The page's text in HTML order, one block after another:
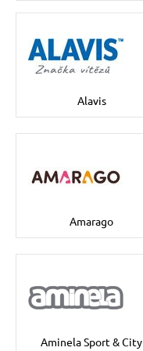
psov
pre psov
mačky
Alavis
Amarago
Aminela Sport & City